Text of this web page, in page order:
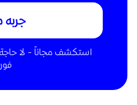
جربه
استكشف مجاناً - لا